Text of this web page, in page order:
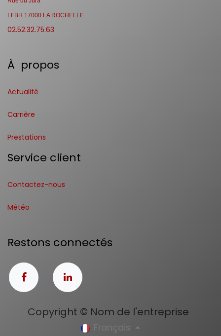
LFBH 17000 LA ROCHELLE
02.52.32.75.63
À propos
Actualité
Carrière
Prestations
Service client
Contactez-nous
Météo
Restons connectés
Copyright © Nom de l'entreprise
Français